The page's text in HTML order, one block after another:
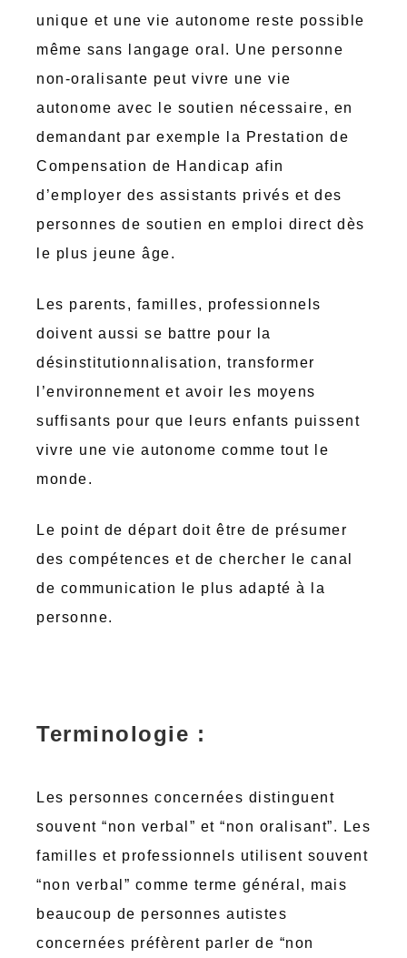
unique et une vie autonome reste possible
même sans langage oral. Une personne
non-oralisante peut vivre une vie
autonome avec le soutien nécessaire, en
demandant par exemple la Prestation de
Compensation de Handicap afin
d’employer des assistants privés et des
personnes de soutien en emploi direct dès
le plus jeune âge.
Les parents, familles, professionnels
doivent aussi se battre pour la
désinstitutionnalisation, transformer
l’environnement et avoir les moyens
suffisants pour que leurs enfants puissent
vivre une vie autonome comme tout le
monde.
Le point de départ doit être de présumer
des compétences et de chercher le canal
de communication le plus adapté à la
personne.
Terminologie :
Les personnes concernées distinguent
souvent “non verbal” et “non oralisant”. Les
familles et professionnels utilisent souvent
“non verbal” comme terme général, mais
beaucoup de personnes autistes
concernées préfèrent parler de “non